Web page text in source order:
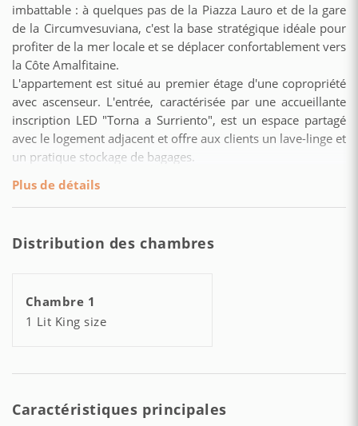
imbattable : à quelques pas de la Piazza Lauro et de la gare
de la Circumvesuviana, c'est la base stratégique idéale pour
profiter de la mer locale et se déplacer confortablement vers
la Côte Amalfitaine.
L'appartement est situé au premier étage d'une copropriété
avec ascenseur. L'entrée, caractérisée par une accueillante
inscription LED "Torna a Surriento", est un espace partagé
avec le logement adjacent et offre aux clients un lave-linge et
un pratique stockage de bagages.
inspiré par les couleurs de la Méditerranée et des citrons de
Sorrente.
de forme, d'un dressing avec coffre-fort et de tables de nuit
spacieuse douche à l'italienne.
mini-réfrigérateur, une bouilloire et un grille-pain.
En sortant de la maison, vous vous retrouverez immergés
Plus de détails
Distribution des chambres
Chambre 1
1 Lit King size
Caractéristiques principales